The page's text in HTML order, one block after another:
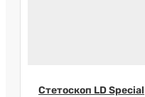
Стетоскоп LD Special